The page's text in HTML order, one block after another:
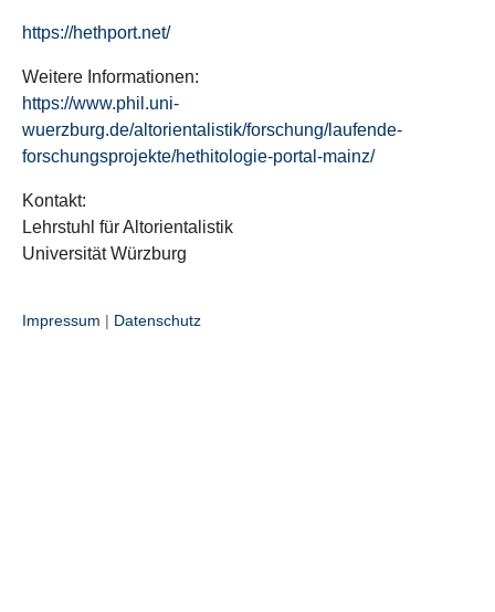
https://hethport.net/
Weitere Informationen:
https://www.phil.uni-
wuerzburg.de/altorientalistik/forschung/laufende-
forschungsprojekte/hethitologie-portal-mainz/
Kontakt:
Lehrstuhl für Altorientalistik
Universität Würzburg
Impressum | Datenschutz